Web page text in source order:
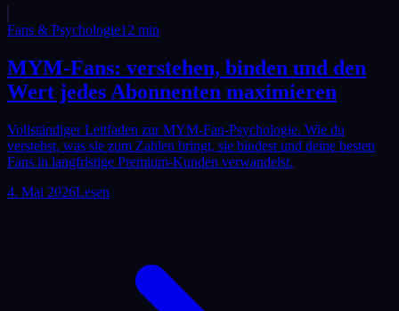
Fans & Psychologie12 min
MYM-Fans: verstehen, binden und den
Wert jedes Abonnenten maximieren
Vollständiger Leitfaden zur MYM-Fan-Psychologie. Wie du
verstehst, was sie zum Zahlen bringt, sie bindest und deine besten
Fans in langfristige Premium-Kunden verwandelst.
4. Mai 2026Lesen